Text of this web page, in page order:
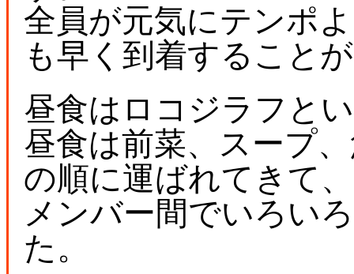
全員が元気にテンポ
も早く到着すること
昼食はロコジラフと
昼食は前菜、スープ
の順に運ばれてきて
メンバー間でいろい
た。